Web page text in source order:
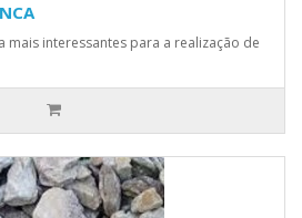
mais interessantes para a realização de